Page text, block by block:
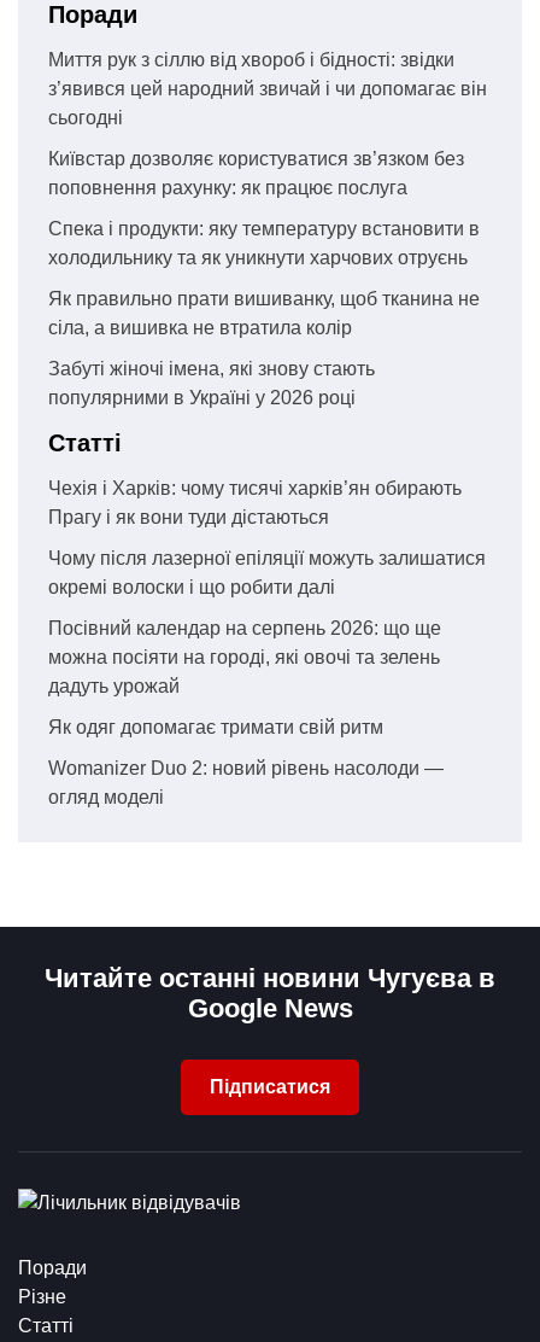
Поради
Миття рук з сіллю від хвороб і бідності: звідки
з’явився цей народний звичай і чи допомагає він
сьогодні
Київстар дозволяє користуватися зв’язком без
поповнення рахунку: як працює послуга
Спека і продукти: яку температуру встановити в
холодильнику та як уникнути харчових отруєнь
Як правильно прати вишиванку, щоб тканина не
сіла, а вишивка не втратила колір
Забуті жіночі імена, які знову стають
популярними в Україні у 2026 році
Статті
Чехія і Харків: чому тисячі харків’ян обирають
Прагу і як вони туди дістаються
Чому після лазерної епіляції можуть залишатися
окремі волоски і що робити далі
Посівний календар на серпень 2026: що ще
можна посіяти на городі, які овочі та зелень
дадуть урожай
Як одяг допомагає тримати свій ритм
Womanizer Duo 2: новий рівень насолоди —
огляд моделі
Читайте останні новини Чугуєва в
Google News
Підписатися
Поради
Різне
Статті